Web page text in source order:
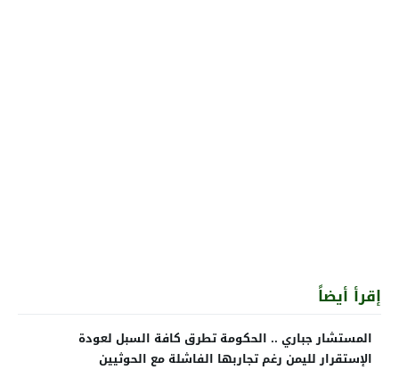
إقرأ أيضاً
المستشار جباري .. الحكومة تطرق كافة السبل لعودة
الإستقرار لليمن رغم تجاربها الفاشلة مع الحوثيين